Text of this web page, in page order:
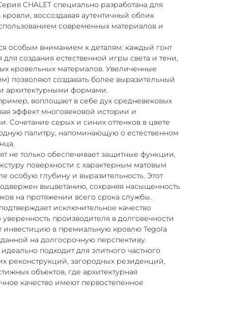
CHALET специально разработана для
воссоздавая аутентичный облик
современных материалов и
особым вниманием к деталям: каждый гонт
создания естественной игры света и тени,
кровельных материалов. Увеличенные
позволяют создавать более выразительный
архитектурными формами.
воплощает в себе дух средневековых
эффект многовековой истории и
Сочетание серых и синих оттенков в цвете
палитру, напоминающую о естественном
не только обеспечивает защитные функции,
поверхности с характерным матовым
глубину и выразительность. Этот
выцветанию, сохраняя насыщенность
на протяжении всего срока службы.
исключительное качество
производителя в долговечности
инвестицию в премиальную кровлю Tegola
на долгосрочную перспективу.
подходит для элитного частного
реконструкций, загородных резиденций,
объектов, где архитектурная
качество имеют первостепенное